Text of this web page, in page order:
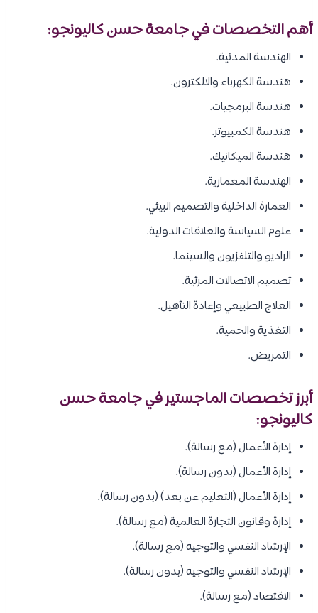
أهم التخصصات في جامعة حسن كاليونجو:
الهندسة المدنية.
هندسة الكهرباء والالكترون.
هندسة البرمجيات.
هندسة الكمبيوتر.
هندسة الميكانيك.
الهندسة المعمارية.
العمارة الداخلية والتصميم البيئي.
علوم السياسة والعلاقات الدولية.
الراديو والتلفزيون والسينما.
تصميم الاتصالات المرئية.
العلاج الطبيعي وإعادة التأهيل.
التغذية والحمية.
التمريض.
أبرز تخصصات الماجستير في جامعة حسن
كاليونجو:
إدارة الأعمال (مع رسالة).
إدارة الأعمال (بدون رسالة).
إدارة الأعمال (التعليم عن بعد) (بدون رسالة).
إدارة وقانون التجارة العالمية (مع رسالة).
الإرشاد النفسي والتوجيه (مع رسالة).
الإرشاد النفسي والتوجيه (بدون رسالة).
الاقتصاد (مع رسالة).